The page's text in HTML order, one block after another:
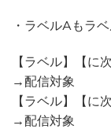
・ラベルAもラ
【ラベル】【に
→配信対象
【ラベル】【に
→配信対象